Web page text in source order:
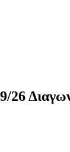
26